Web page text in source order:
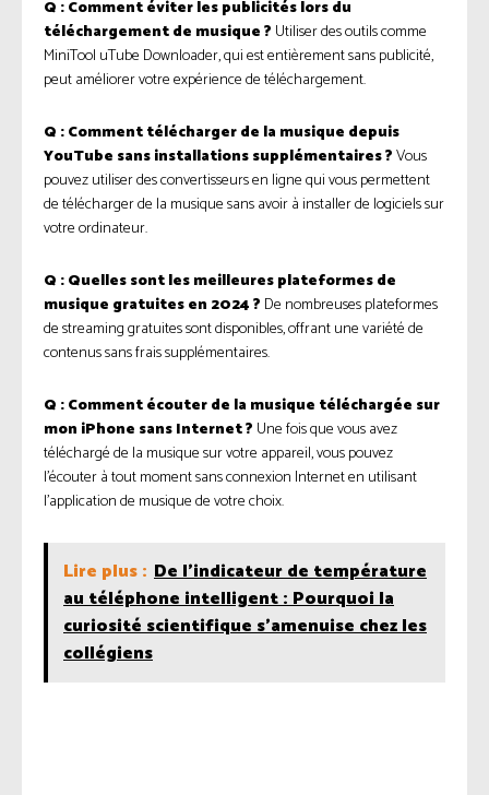
Q : Comment éviter les publicités lors du
téléchargement de musique ? Utiliser des outils comme
MiniTool uTube Downloader, qui est entièrement sans publicité,
peut améliorer votre expérience de téléchargement.
Q : Comment télécharger de la musique depuis
YouTube sans installations supplémentaires ?Vous
pouvez utiliser des convertisseurs en ligne qui vous permettent
de télécharger de la musique sans avoir à installer de logiciels sur
votre ordinateur.
Q : Quelles sont les meilleures plateformes de
musique gratuites en 2024 ? De nombreuses plateformes
de streaming gratuites sont disponibles, offrant une variété de
contenus sans frais supplémentaires.
Q : Comment écouter de la musique téléchargée sur
mon iPhone sans Internet ? Une fois que vous avez
téléchargé de la musique sur votre appareil, vous pouvez
l’écouter à tout moment sans connexion Internet en utilisant
l’application de musique de votre choix.
Lire plus : De l'indicateur de température
au téléphone intelligent : Pourquoi la
curiosité scientifique s'amenuise chez les
collégiens